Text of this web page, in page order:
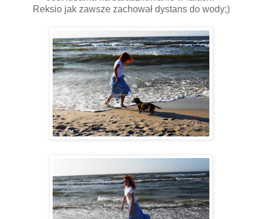
Reksio jak zawsze zachował dystans do wody;)